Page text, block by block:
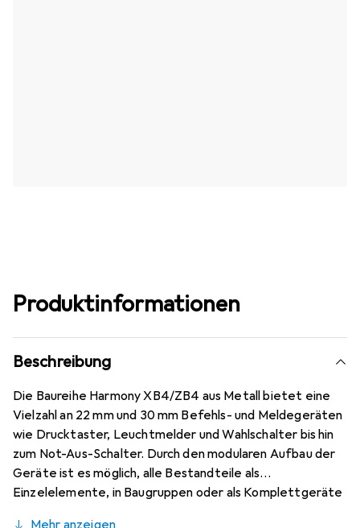
Produktinformationen
Beschreibung
Die Baureihe Harmony XB4/ZB4 aus Metall bietet eine
Vielzahl an 22 mm und 30 mm Befehls- und Meldegeräten
wie Drucktaster, Leuchtmelder und Wahlschalter bis hin
zum Not-Aus-Schalter. Durch den modularen Aufbau der
Geräte ist es möglich, alle Bestandteile als
Einzelelemente, in Baugruppen oder als Komplettgeräte